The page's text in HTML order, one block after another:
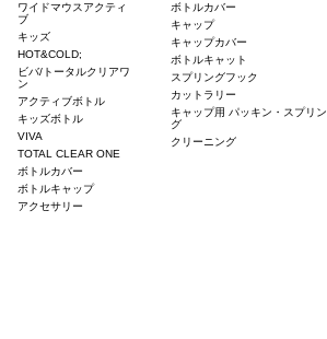
ワイドマウスアクティ
ブ
キッズ
HOT&COLD;
ビバ/トータルクリアワ
ン
アクティブボトル
キッズボトル
VIVA
TOTAL CLEAR ONE
ボトルカバー
ボトルキャップ
アクセサリー
ボトルカバー
キャップ
キャップカバー
ボトルキャット
スプリングフック
カットラリー
キャップ用 パッキン・スプリン
グ
クリーニング